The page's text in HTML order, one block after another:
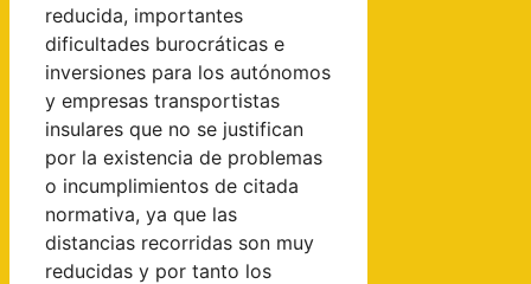
reducida, importantes
dificultades burocráticas e
inversiones para los autónomos
y empresas transportistas
insulares que no se justifican
por la existencia de problemas
o incumplimientos de citada
normativa, ya que las
distancias recorridas son muy
reducidas y por tanto los